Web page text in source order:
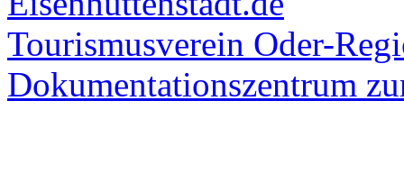
Tourismusverein Oder-
Dokumentationszentrum